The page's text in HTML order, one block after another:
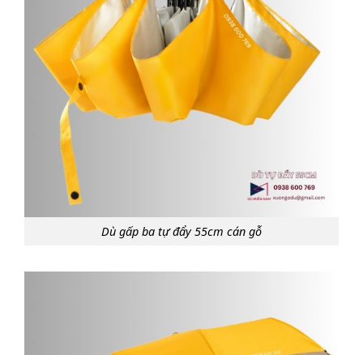
Dù gấp ba tự đẩy 55cm cán gỗ